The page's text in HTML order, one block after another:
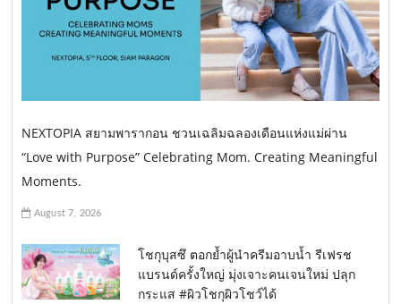
NEXTOPIA สยามพารากอน ชวนเฉลิมฉลองเดือนแห่งแม่ผ่าน
“Love with Purpose” Celebrating Mom. Creating Meaningful
Moments.
August 7, 2026
โชกุบุสซึ ตอกย้ำผู้นำครีมอาบน้ำ รีเฟรช
แบรนด์ครั้งใหญ่ มุ่งเจาะคนเจนใหม่ ปลุก
กระแส #ผิวโชกุผิวโชว์ได้